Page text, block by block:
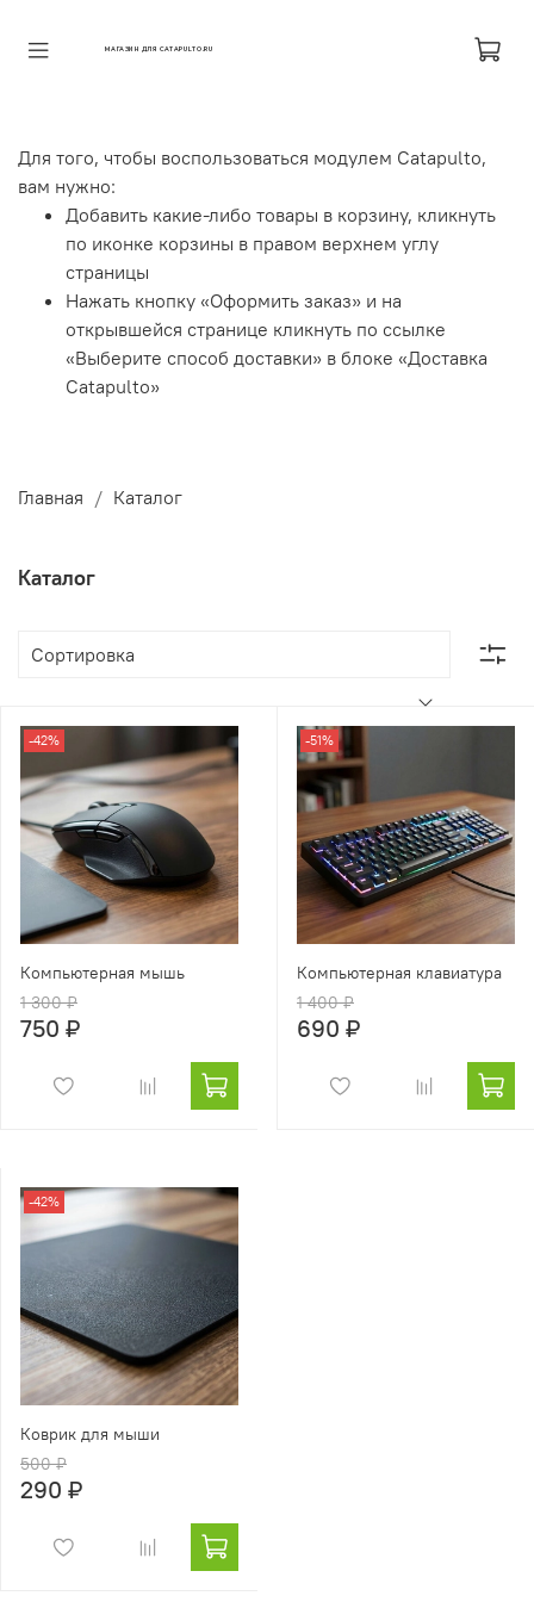
МАГАЗИН ДЛЯ CATAPULTO.RU
Для того, чтобы воспользоваться модулем Catapulto,
вам нужно:
Добавить какие-либо товары в корзину, кликнуть
по иконке корзины в правом верхнем углу
страницы
Нажать кнопку «Оформить заказ» и на
открывшейся странице кликнуть по ссылке
«Выберите способ доставки» в блоке «Доставка
Catapulto»
Главная Каталог
Каталог
-42%
Компьютерная мышь
1 300 ₽
750 ₽
-51%
Компьютерная клавиатура
1 400 ₽
690 ₽
-42%
Коврик для мыши
500 ₽
290 ₽